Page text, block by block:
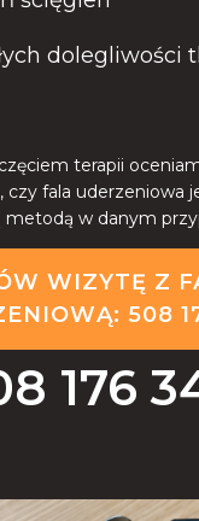
dolegliwości
terapii
czy fala uderzeniowa
metodą w danym
WIZYTĘ Z
508
176